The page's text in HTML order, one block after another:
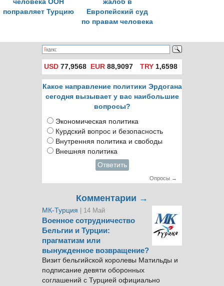
человека ООН
поправляет Турцию
жалоб в
Европейский суд
по правам человека
Турцию
USD 77,9568 EUR 88,9097 TRY1,6598
Какое направление политики Эрдогана
сегодня вызывает у вас наибольшие
вопросы?
Экономическая политика
Курдский вопрос и безопасность
Внутренняя политика и свободы
Внешняя политика
Ответить
Опросы →
Комментарии →
МК-Турция | 14 Май
Военное сотрудничество
Бельгии и Турции:
прагматизм или
вынужденное возвращение?
Визит бельгийской королевы Матильды и
подписание девяти оборонных
соглашений с Турцией официально